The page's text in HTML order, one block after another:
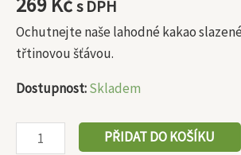
s DPH
Ochutnejte naše lahodné kakao
třtinovou šťávou.
Dostupnost:Skladem
PŘIDAT DO KOŠÍKU